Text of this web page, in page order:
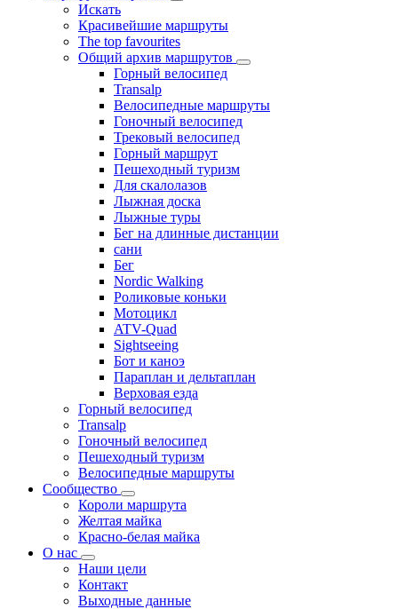
Искать
Красивейшие маршруты
The top favourites
Общий архив маршрутов
Горный велосипед
Transalp
Велосипедные маршруты
Гоночный велосипед
Трековый велосипед
Горный маршрут
Пешеходный туризм
Для скалолазов
Лыжная доска
Лыжные туры
Бег на длинные дистанции
сани
Бег
Nordic Walking
Роликовые коньки
Мотоцикл
ATV-Quad
Sightseeing
Бот и каноэ
Параплан и дельтаплан
Верховая езда
Горный велосипед
Transalp
Гоночный велосипед
Пешеходный туризм
Велосипедные маршруты
Сообщество
Короли маршрута
Желтая майка
Красно-белая майка
О нас
Наши цели
Контакт
Выходные данные